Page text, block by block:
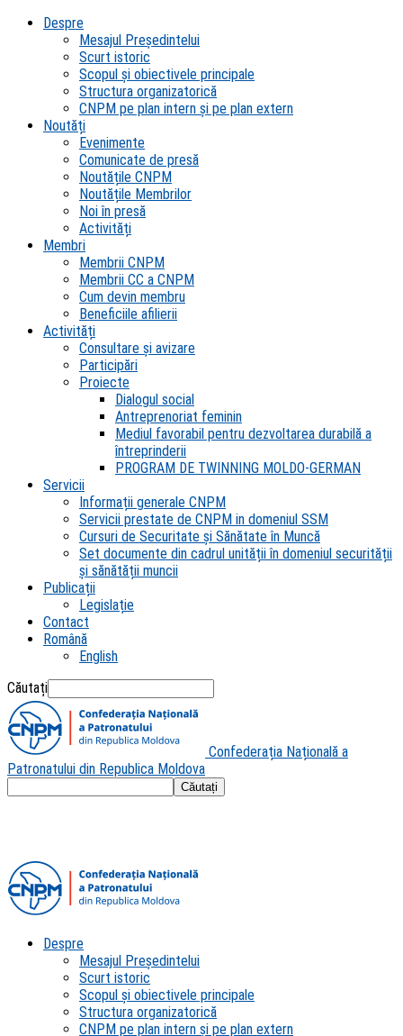
Despre
Mesajul Președintelui
Scurt istoric
Scopul şi obiectivele principale
Structura organizatorică
CNPM pe plan intern şi pe plan extern
Noutăți
Evenimente
Comunicate de presă
Noutățile CNPM
Noutățile Membrilor
Noi în presă
Activități
Membri
Membrii CNPM
Membrii CC a CNPM
Cum devin membru
Beneficiile afilierii
Activități
Consultare și avizare
Participări
Proiecte
Dialogul social
Antreprenoriat feminin
Mediul favorabil pentru dezvoltarea durabilă a
întreprinderii
PROGRAM DE TWINNING MOLDO-GERMAN
Servicii
Informații generale CNPM
Servicii prestate de CNPM in domeniul SSM
Cursuri de Securitate și Sănătate în Muncă
Set documente din cadrul unității în domeniul securității
și sănătății muncii
Publicații
Legislație
Contact
Română
English
Căutați
Confederația Națională a
Patronatului din Republica Moldova
Despre
Mesajul Președintelui
Scurt istoric
Scopul şi obiectivele principale
Structura organizatorică
CNPM pe plan intern şi pe plan extern